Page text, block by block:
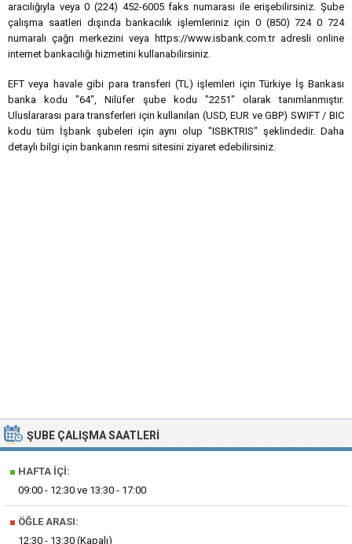
aracılığıyla veya 0 (224) 452-6005 faks numarası ile erişebilirsiniz. Şube
çalışma saatleri dışında bankacılık işlemleriniz için 0 (850) 724 0 724
numaralı çağrı merkezini veya https://www.isbank.com.tr adresli online
internet bankacılığı hizmetini kullanabilirsiniz.
EFT veya havale gibi para transferi (TL) işlemleri için Türkiye İş Bankası
banka kodu "64", Nilüfer şube kodu "2251" olarak tanımlanmıştır.
Uluslararası para transferleri için kullanılan (USD, EUR ve GBP) SWIFT / BIC
kodu tüm İşbank şubeleri için aynı olup "ISBKTRIS" şeklindedir. Daha
detaylı bilgi için bankanın resmi sitesini ziyaret edebilirsiniz.
ŞUBE ÇALIŞMA SAATLERI
■ HAFTA İÇI:
09:00 - 12:30 ve 13:30 - 17:00
■ ÖĞLE ARASI:
12:30 - 13:30 (Kapalı)